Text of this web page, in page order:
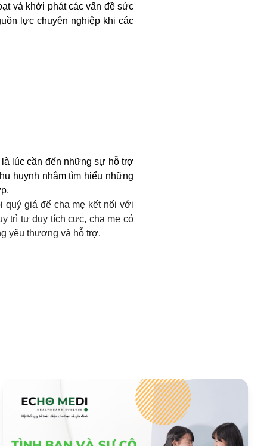
và khởi phát các vấn đề sức
lực chuyên nghiệp khi các
lúc cần đến những sự hỗ trợ
huynh nhằm tìm hiểu những
quý giá để cha mẹ kết nối với
trì tư duy tích cực, cha mẹ có
yêu thương và hỗ trợ.